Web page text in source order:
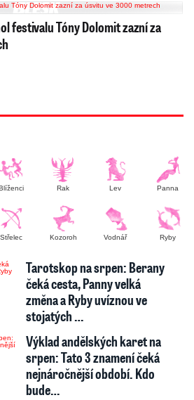
festivalu Tóny Dolomit zazní za
Rak Lev Panna
Střelec Kozoroh Vodnář Ryby
Tarotskop na srpen: Berany
čeká cesta, Panny velká
změna a Ryby uvíznou ve
stojatých …
Výklad andělských karet na
srpen: Tato 3 znamení čeká
nejnáročnější období. Kdo
bude…